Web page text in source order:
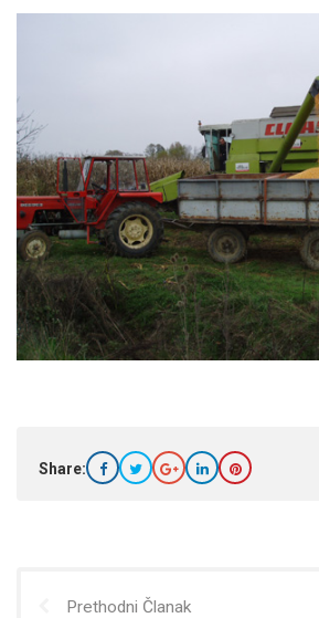
Share:
Prethodni Članak